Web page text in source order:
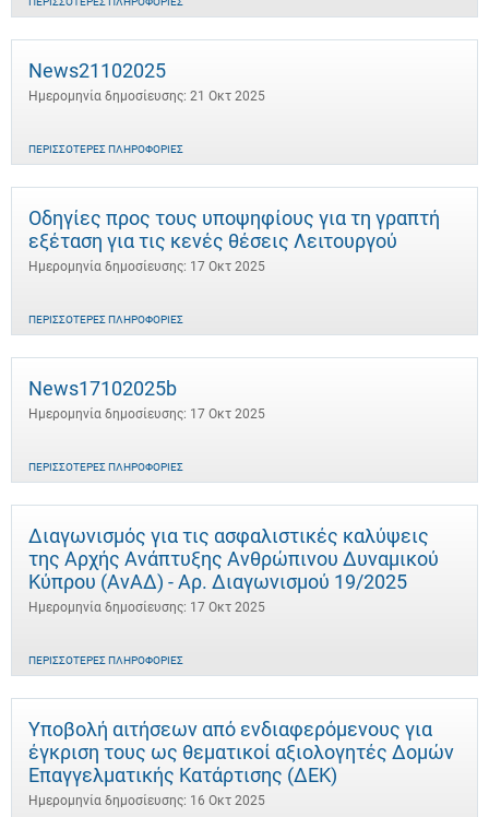
News21102025
Ημερομηνία δημοσίευσης: 21 Οκτ 2025
ΠΕΡΙΣΣΌΤΕΡΕΣ ΠΛΗΡΟΦΟΡΊΕΣ
Οδηγίες προς τους υποψηφίους για τη γραπτή
εξέταση για τις κενές θέσεις Λειτουργού
Ημερομηνία δημοσίευσης: 17 Οκτ 2025
ΠΕΡΙΣΣΌΤΕΡΕΣ ΠΛΗΡΟΦΟΡΊΕΣ
News17102025b
Ημερομηνία δημοσίευσης: 17 Οκτ 2025
ΠΕΡΙΣΣΌΤΕΡΕΣ ΠΛΗΡΟΦΟΡΊΕΣ
Διαγωνισμός για τις ασφαλιστικές καλύψεις
της Αρχής Ανάπτυξης Ανθρώπινου Δυναμικού
Κύπρου (ΑνΑΔ) - Αρ. Διαγωνισμού 19/2025
Ημερομηνία δημοσίευσης: 17 Οκτ 2025
ΠΕΡΙΣΣΌΤΕΡΕΣ ΠΛΗΡΟΦΟΡΊΕΣ
Υποβολή αιτήσεων από ενδιαφερόμενους για
έγκριση τους ως θεματικοί αξιολογητές Δομών
Επαγγελματικής Κατάρτισης (ΔΕΚ)
Ημερομηνία δημοσίευσης: 16 Οκτ 2025